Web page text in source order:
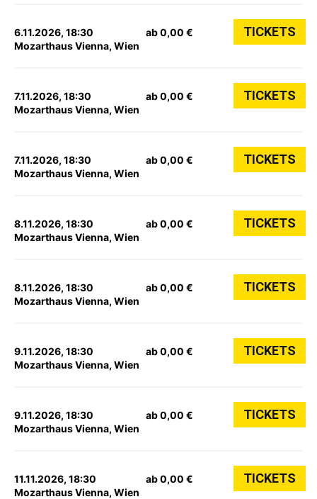
6.11.2026, 18:30
Mozarthaus Vienna, Wien
ab 0,00 € TICKETS
7.11.2026, 18:30
Mozarthaus Vienna, Wien
ab 0,00 € TICKETS
7.11.2026, 18:30
Mozarthaus Vienna, Wien
ab 0,00 € TICKETS
8.11.2026, 18:30
Mozarthaus Vienna, Wien
ab 0,00 € TICKETS
8.11.2026, 18:30
Mozarthaus Vienna, Wien
ab 0,00 € TICKETS
9.11.2026, 18:30
Mozarthaus Vienna, Wien
ab 0,00 € TICKETS
9.11.2026, 18:30
Mozarthaus Vienna, Wien
ab 0,00 € TICKETS
11.11.2026, 18:30
Mozarthaus Vienna, Wien
ab 0,00 € TICKETS